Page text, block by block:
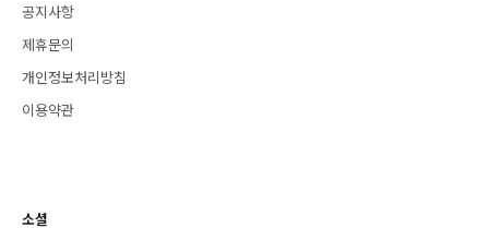
공지사항
제휴문의
개인정보처리방침
이용약관
소셜